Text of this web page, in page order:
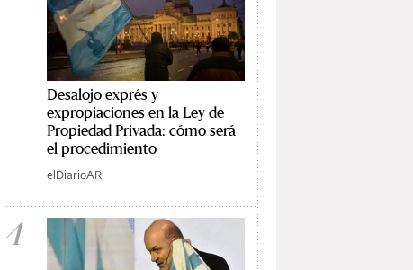
Desalojo exprés y
expropiaciones en la Ley de
Propiedad Privada: cómo será
el procedimiento
elDiarioAR
4